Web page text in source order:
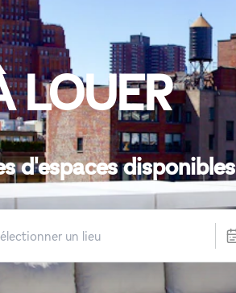
LOUER
d'espaces disponibles